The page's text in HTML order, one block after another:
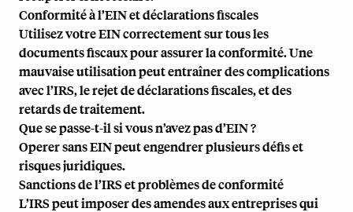
Conformité à l’EIN et déclarations fiscales
Utilisez votre EIN correctement sur tous les
documents fiscaux pour assurer la conformité. Une
mauvaise utilisation peut entraîner des complications
avec l’IRS, le rejet de déclarations fiscales, et des
retards de traitement.
Que se passe-t-il si vous n’avez pas d’EIN ?
Operer sans EIN peut engendrer plusieurs défis et
risques juridiques.
Sanctions de l’IRS et problèmes de conformité
L’IRS peut imposer des amendes aux entreprises qui